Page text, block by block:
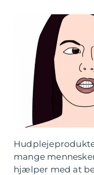
mange
hjælper med at